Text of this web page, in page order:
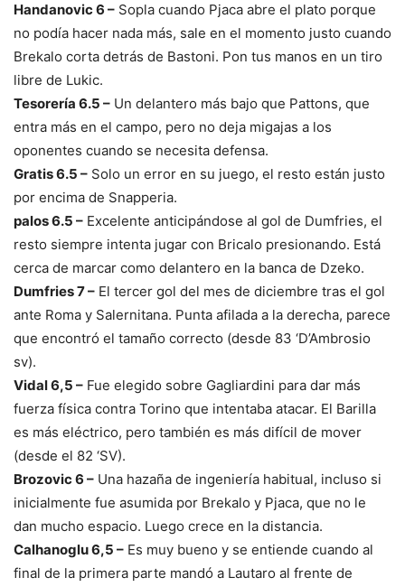
Handanovic 6 – Sopla cuando Pjaca abre el plato porque
no podía hacer nada más, sale en el momento justo cuando
Brekalo corta detrás de Bastoni. Pon tus manos en un tiro
libre de Lukic.
Tesorería 6.5 – Un delantero más bajo que Pattons, que
entra más en el campo, pero no deja migajas a los
oponentes cuando se necesita defensa.
Gratis 6.5 – Solo un error en su juego, el resto están justo
por encima de Snapperia.
palos 6.5 – Excelente anticipándose al gol de Dumfries, el
resto siempre intenta jugar con Bricalo presionando. Está
cerca de marcar como delantero en la banca de Dzeko.
Dumfries 7 – El tercer gol del mes de diciembre tras el gol
ante Roma y Salernitana. Punta afilada a la derecha, parece
que encontró el tamaño correcto (desde 83 ‘D’Ambrosio
sv).
Vidal 6,5 – Fue elegido sobre Gagliardini para dar más
fuerza física contra Torino que intentaba atacar. El Barilla
es más eléctrico, pero también es más difícil de mover
(desde el 82 ‘SV).
Brozovic 6 – Una hazaña de ingeniería habitual, incluso si
inicialmente fue asumida por Brekalo y Pjaca, que no le
dan mucho espacio. Luego crece en la distancia.
Calhanoglu 6,5 – Es muy bueno y se entiende cuando al
final de la primera parte mandó a Lautaro al frente de